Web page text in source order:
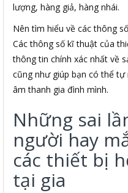
lượng, hàng giả, hàng nhái.
Nên tìm hiểu về các thông
Các thông số kĩ thuật của
thông tin chính xác nhất về
cũng như giúp bạn có thể
âm thanh gia đình mình.
Những sai
người hay
các thiết bị
tại gia